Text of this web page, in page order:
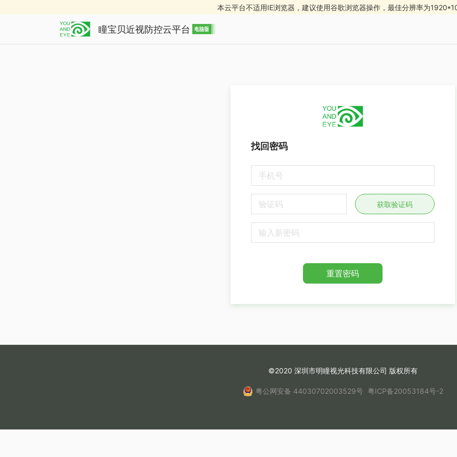
本云平台不适用IE浏览器，建议使用谷歌浏览器操作，最佳分辨率为
瞳宝贝近视防控云平台
找回密码
获取验证码
重置密码
©2020 深圳市明瞳视光科技有限公司 版权所有
粤公网安备 44030702003529号 粤ICP备20053184号-2